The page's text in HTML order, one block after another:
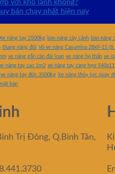
với kho lạnh không?
bán chạy nhất hiện nay
nâng tay 2500kg bàn nâng cây cảnh bàn nâng
thang nâng đôi Vỏ xe nâng Casumina 28x9-15
xe nâng gắn cân đài loan xe nâng hạ thấp xe
nâng tay cao 1m2 xe nâng tay càng hẹp
xe nâng tay đức 3500kg Xe nâng thủy lực quay
bàn
Trị Đông, Q.Bình Tân,